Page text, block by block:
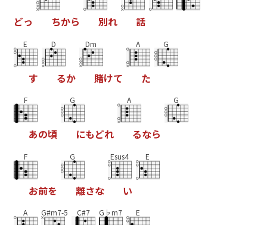
どっ ちから 別れ 話
E
す
D
るか
Dm
賭けて
A
た
G
F
あの頃
G
にもどれ
A
るなら
G
F
お前を
G
離さな
Esus4
い
E
A G#m7-5 C#7 G♭m7 E